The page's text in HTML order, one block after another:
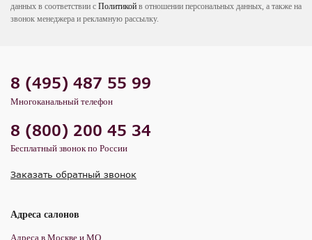
данных в соответствии с Политикой в отношении персональных данных, а также на
звонок менеджера и рекламную рассылку.
8 (495) 487 55 99
Многоканальный телефон
8 (800) 200 45 34
Бесплатный звонок по России
Заказать обратный звонок
Адреса салонов
Адреса в Москве и МО